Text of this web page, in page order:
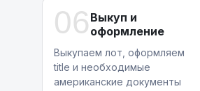
06 Выкуп и
оформление
Выкупаем лот, оформляем
title и необходимые
американские документы